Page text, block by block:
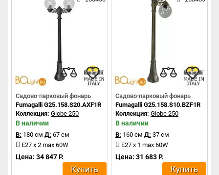
Садово-парковый фонарь
Fumagalli G25.158.S20.AXF1R
Коллекция: Globe 250
В наличии
В: 180 см Д: 67 см
E27 x 2 max 60W
Цена: 34 847 Р.
Купить
Садово-парковый фонарь
Fumagalli G25.158.S10.BZF1R
Коллекция: Globe 250
В наличии
В: 160 см Д: 37 см
E27 x 1 max 60W
Цена: 31 683 Р.
Купить